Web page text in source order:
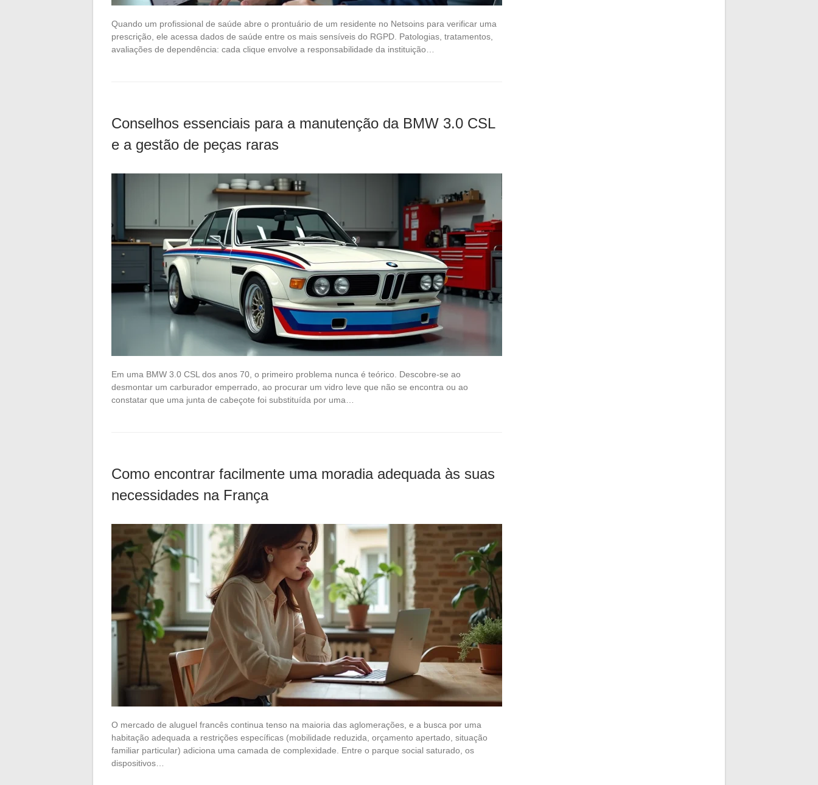
Quando um profissional de saúde abre o prontuário de um residente no Netsoins para verificar uma
prescrição, ele acessa dados de saúde entre os mais sensíveis do RGPD. Patologias, tratamentos,
avaliações de dependência: cada clique envolve a responsabilidade da instituição…
Conselhos essenciais para a manutenção da BMW 3.0 CSL
e a gestão de peças raras
Em uma BMW 3.0 CSL dos anos 70, o primeiro problema nunca é teórico. Descobre-se ao
desmontar um carburador emperrado, ao procurar um vidro leve que não se encontra ou ao
constatar que uma junta de cabeçote foi substituída por uma…
Como encontrar facilmente uma moradia adequada às suas
necessidades na França
O mercado de aluguel francês continua tenso na maioria das aglomerações, e a busca por uma
habitação adequada a restrições específicas (mobilidade reduzida, orçamento apertado, situação
familiar particular) adiciona uma camada de complexidade. Entre o parque social saturado, os
dispositivos…